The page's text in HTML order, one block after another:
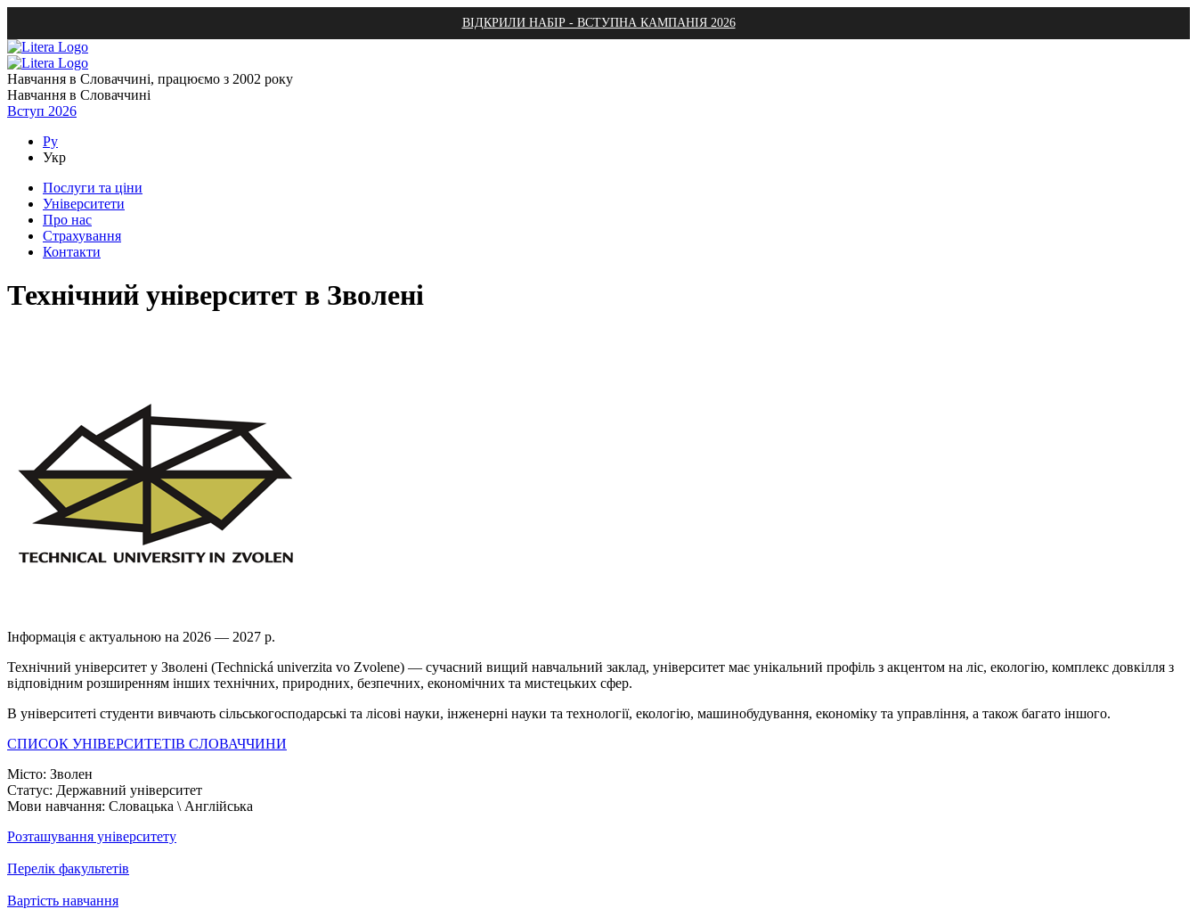
ВІДКРИЛИ НАБІР - ВСТУПНА КАМПАНІЯ 2026
Навчання в Словаччині, працюємо з 2002 року
Навчання в Словаччині
Вступ 2026
Ру
Укр
Послуги та ціни
Університети
Про нас
Страхування
Контакти
Технічний університет в Зволені
Інформація є актуальною на 2026 — 2027 р.
Технічний університет у Зволені (Technická univerzitа vo Zvolene) — сучасний вищий навчальний заклад, університет має унікальний профіль з акцентом на ліс, екологію, комплекс довкілля з
відповідним розширенням інших технічних, природних, безпечних, економічних та мистецьких сфер.
В університеті студенти вивчають сільськогосподарські та лісові науки, інженерні науки та технології, екологію, машинобудування, економіку та управління, а також багато іншого.
СПИСОК УНІВЕРСИТЕТІВ СЛОВАЧЧИНИ
Місто: Зволен
Статус: Державний університет
Мови навчання: Словацька \ Англійська
Розташування університету
Перелік факультетів
Вартість навчання